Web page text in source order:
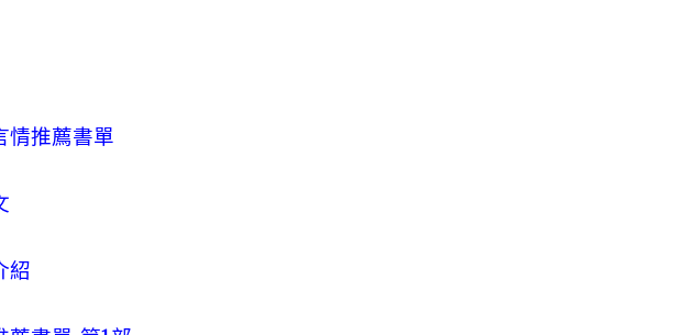
情推薦書單
紹